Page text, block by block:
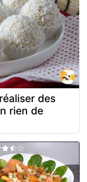
des
rien de